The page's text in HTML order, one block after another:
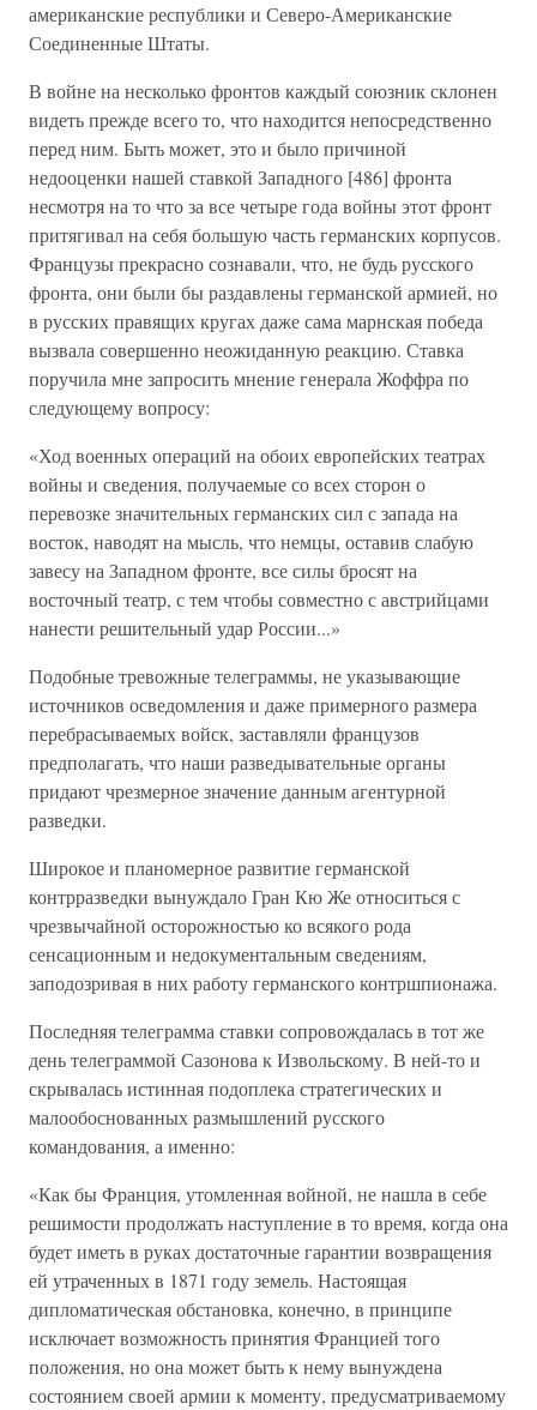
американские республики и Северо-Американские
Соединенные Штаты.
В войне на несколько фронтов каждый союзник склонен
видеть прежде всего то, что находится непосредственно
перед ним. Быть может, это и было причиной
недооценки нашей ставкой Западного [486] фронта
несмотря на то что за все четыре года войны этот фронт
притягивал на себя большую часть германских корпусов.
Французы прекрасно сознавали, что, не будь русского
фронта, они были бы раздавлены германской армией, но
в русских правящих кругах даже сама марнская победа
вызвала совершенно неожиданную реакцию. Ставка
поручила мне запросить мнение генерала Жоффра по
следующему вопросу:
«Ход военных операций на обоих европейских театрах
войны и сведения, получаемые со всех сторон о
перевозке значительных германских сил с запада на
восток, наводят на мысль, что немцы, оставив слабую
завесу на Западном фронте, все силы бросят на
восточный театр, с тем чтобы совместно с австрийцами
нанести решительный удар России...»
Подобные тревожные телеграммы, не указывающие
источников осведомления и даже примерного размера
перебрасываемых войск, заставляли французов
предполагать, что наши разведывательные органы
придают чрезмерное значение данным агентурной
разведки.
Широкое и планомерное развитие германской
контрразведки вынуждало Гран Кю Же относиться с
чрезвычайной осторожностью ко всякого рода
сенсационным и недокументальным сведениям,
заподозривая в них работу германского контршпионажа.
Последняя телеграмма ставки сопровождалась в тот же
день телеграммой Сазонова к Извольскому. В ней-то и
скрывалась истинная подоплека стратегических и
малообоснованных размышлений русского
командования, а именно:
«Как бы Франция, утомленная войной, не нашла в себе
решимости продолжать наступление в то время, когда она
будет иметь в руках достаточные гарантии возвращения
ей утраченных в 1871 году земель. Настоящая
дипломатическая обстановка, конечно, в принципе
исключает возможность принятия Францией того
положения, но она может быть к нему вынуждена
состоянием своей армии к моменту, предусматриваемому